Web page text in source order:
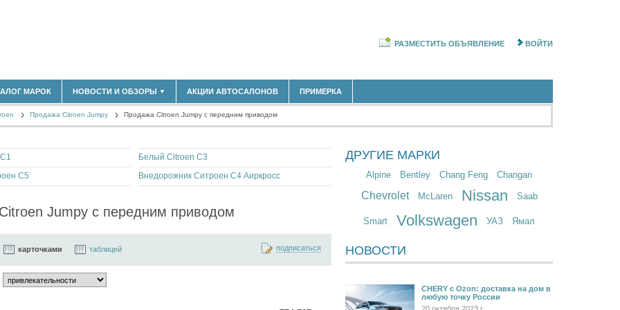
(14304)
РАЗМЕСТИТЬ ОБЪЯВЛЕНИЕ ВОЙТИ
МАРОК НОВОСТИ И ОБЗОРЫ ▼
НОВОСТИ РЫНКА
МАТЕРИАЛЫ ПАРТНЕРОВ
ВЫСТАВКИ И АВТОСАЛОНЫ
АКЦИИ АВТОСАЛОНОВ ПРИМЕРКА
Продажа Citroen Jumpy Продажа Citroen Jumpy с передним приводом
Белый Citroen C3
С5
Внедорожник Ситроен С4 Аиркросс
Jumpy с передним приводом
карточками таблицей подписаться
ДРУГИЕ МАРКИ
Alpine Bentley Chang Feng Changan
Chevrolet McLaren Nissan Saab
Smart Volkswagen УАЗ Ямал
НОВОСТИ
CHERY c Ozon: доставка на дом в
любую точку России